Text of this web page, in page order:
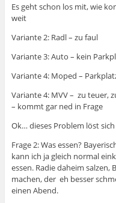
Es geht schon los mit, wie
weit
Variante 2: Radl – zu faul
Variante 3: Auto – kein
Variante 4: Moped –
Variante 4: MVV – zu teuer,
– kommt gar ned in Frage
Ok… dieses Problem löst
Frage 2: Was essen?
kann ich ja gleich normal
essen. Radie daheim
machen, der eh besser
einen Abend.